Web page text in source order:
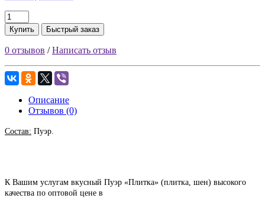
Купить Быстрый заказ
0 отзывов /Написать отзыв
Описание
Отзывов (0)
Состав: Пуэр.
К Вашим услугам вкусный Пуэр «Плитка» (плитка, шен) высокого
качества по оптовой цене в